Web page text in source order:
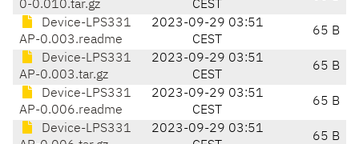
0-0.010.tar.gz
CEST
Device-LPS331
AP-0.003.readme
2023-09-29 03:51
CEST
65 B
Device-LPS331
AP-0.003.tar.gz
2023-09-29 03:51
CEST
65 B
Device-LPS331
AP-0.006.readme
2023-09-29 03:51
CEST
65 B
Device-LPS331
2023-09-29 03:51
65 B